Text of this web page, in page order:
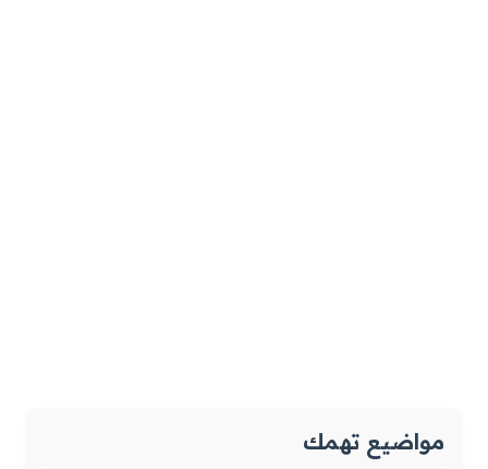
مواضيع تهمك